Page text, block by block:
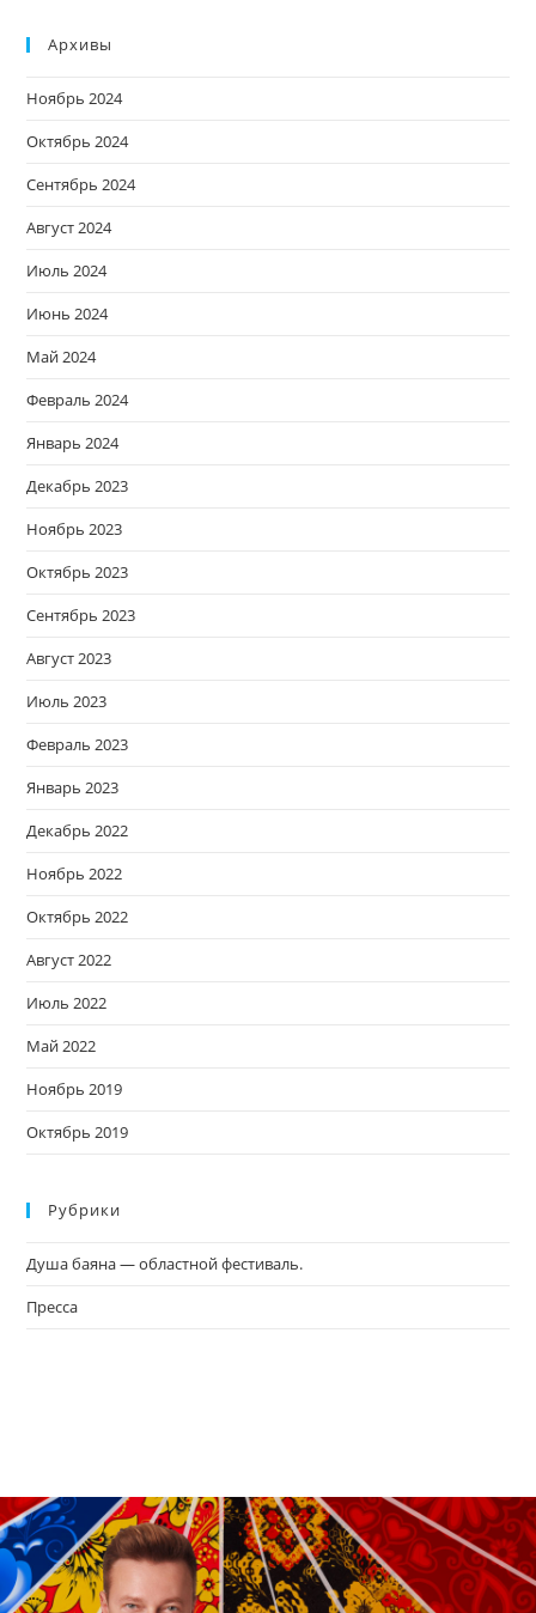
Архивы
Ноябрь 2024
Октябрь 2024
Сентябрь 2024
Август 2024
Июль 2024
Июнь 2024
Май 2024
Февраль 2024
Январь 2024
Декабрь 2023
Ноябрь 2023
Октябрь 2023
Сентябрь 2023
Август 2023
Июль 2023
Февраль 2023
Январь 2023
Декабрь 2022
Ноябрь 2022
Октябрь 2022
Август 2022
Июль 2022
Май 2022
Ноябрь 2019
Октябрь 2019
Рубрики
Душа баяна — областной фестиваль.
Пресса